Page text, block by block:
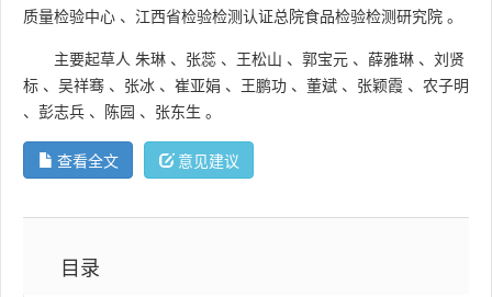
质量检验中心 、 江西省检验检测认证总院食品检验检测研究院 。
主要起草人 朱琳 、 张蕊 、 王松山 、 郭宝元 、 薛雅琳 、 刘贤
标 、 吴祥骞 、 张冰 、 崔亚娟 、 王鹏功 、 董斌 、 张颖霞 、 农子明
、 彭志兵 、 陈园 、 张东生 。
查看全文 意见建议
目录